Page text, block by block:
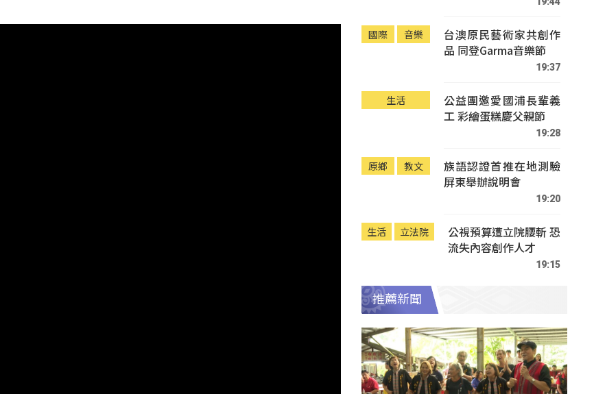
國際 音樂
台澳原民藝術家共創作
品 同登Garma音樂節
19:37
生活
公益團邀愛國浦長輩義
工 彩繪蛋糕慶父親節
19:28
原鄉 教文
族語認證首推在地測驗
屏東舉辦說明會
19:20
生活 立法院
公視預算遭立院腰斬 恐
流失內容創作人才
19:15
推薦新聞